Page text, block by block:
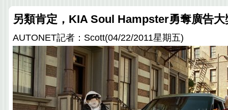
另類肯定，KIA Soul Hampster勇奪廣告大
AUTONET記者：Scott(04/22/2011星期五)